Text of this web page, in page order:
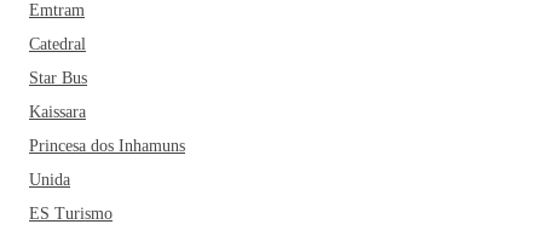
Emtram
Catedral
Star Bus
Kaissara
Princesa dos Inhamuns
Unida
ES Turismo